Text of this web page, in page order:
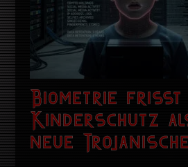
Biometrie frisst
Kinderschutz
neue